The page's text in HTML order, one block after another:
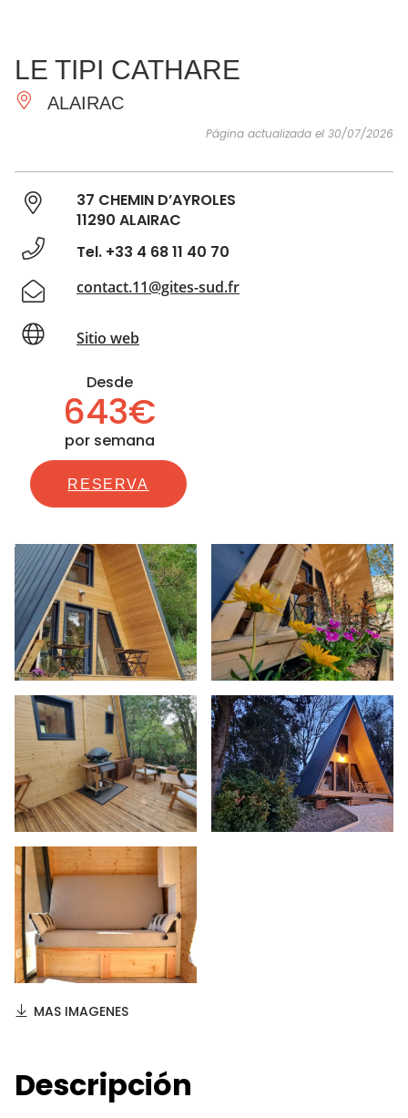
IMPRESCINDIBLES
HACER
LE TIPI CATHARE
ALAIRAC
Página actualizada el 30/07/2026
37 CHEMIN D’AYROLES
11290 ALAIRAC
Tel. +33 4 68 11 40 70
contact.11@gites-sud.fr
Sitio web
Desde
643€
por semana
RESERVA
MAS IMAGENES
Descripción